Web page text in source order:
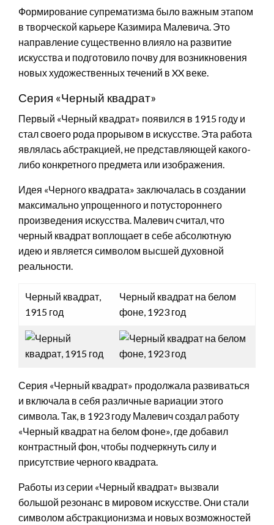
Формирование супрематизма было важным этапом
в творческой карьере Казимира Малевича. Это
направление существенно влияло на развитие
искусства и подготовило почву для возникновения
новых художественных течений в XX веке.
Серия «Черный квадрат»
Первый «Черный квадрат» появился в 1915 году и
стал своего рода прорывом в искусстве. Эта работа
являлась абстракцией, не представляющей какого-
либо конкретного предмета или изображения.
Идея «Черного квадрата» заключалась в создании
максимально упрощенного и потустороннего
произведения искусства. Малевич считал, что
черный квадрат воплощает в себе абсолютную
идею и является символом высшей духовной
реальности.
Черный квадрат,
1915 год
Черный квадрат на белом
фоне, 1923 год
Серия «Черный квадрат» продолжала развиваться
и включала в себя различные вариации этого
символа. Так, в 1923 году Малевич создал работу
«Черный квадрат на белом фоне», где добавил
контрастный фон, чтобы подчеркнуть силу и
присутствие черного квадрата.
Работы из серии «Черный квадрат» вызвали
большой резонанс в мировом искусстве. Они стали
символом абстракционизма и новых возможностей